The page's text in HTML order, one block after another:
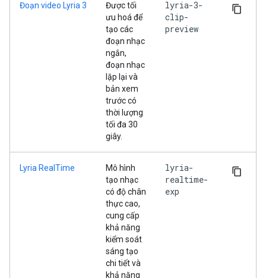
Đoạn video Lyria 3
Được tối
ưu hoá để
tạo các
đoạn nhạc
ngắn,
đoạn nhạc
lặp lại và
bản xem
trước có
thời lượng
tối đa 30
giây.
lyria-3-
clip-
preview
Lyria RealTime
Mô hình
tạo nhạc
có độ chân
thực cao,
cung cấp
khả năng
kiểm soát
sáng tạo
chi tiết và
khả năng
lyria-
realtime-
exp